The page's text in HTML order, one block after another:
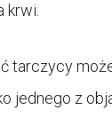
krwi.
tarczycy
jednego z